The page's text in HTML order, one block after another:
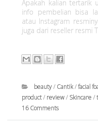
Apakah kalian tertarik
info pembelian bisa
atau Instagram
juga dari reseller resmi
beauty/ Cantik/facial
product/ review/ Skincare /
16 Comments